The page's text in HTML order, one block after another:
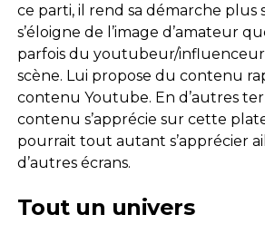
ce parti, il rend sa démarche plus
s’éloigne de l’image d’amateur
parfois du youtubeur/
scène. Lui propose du contenu
contenu Youtube. En d’autres
contenu s’apprécie sur cette
pourrait tout autant s’apprécier
d’autres écrans.
Tout un univers